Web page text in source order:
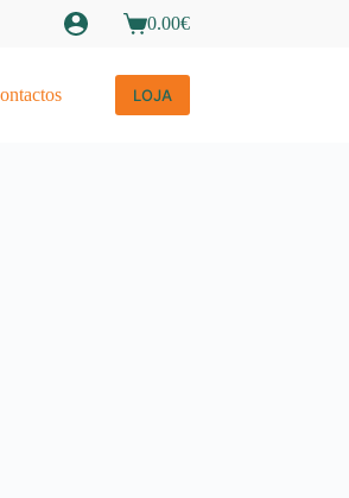
Carrinho
compras
0.00€
LOJA